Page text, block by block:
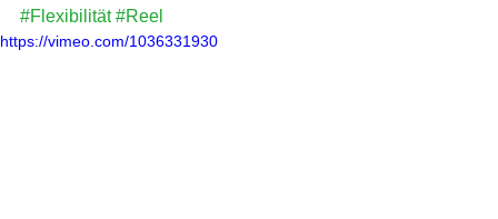
#Flexibilität #Reel
https://vimeo.com/1036331930